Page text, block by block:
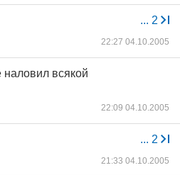
... 2
22:27 04.10.2005
наловил всякой
22:09 04.10.2005
... 2
21:33 04.10.2005